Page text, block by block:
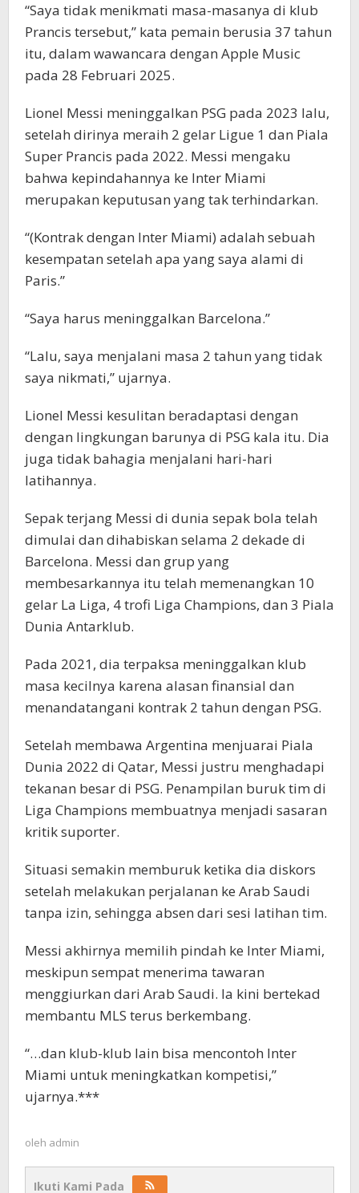
“Saya tidak menikmati masa-masanya di klub
Prancis tersebut,” kata pemain berusia 37 tahun
itu, dalam wawancara dengan Apple Music
pada 28 Februari 2025.
Lionel Messi meninggalkan PSG pada 2023 lalu,
setelah dirinya meraih 2 gelar Ligue 1 dan Piala
Super Prancis pada 2022. Messi mengaku
bahwa kepindahannya ke Inter Miami
merupakan keputusan yang tak terhindarkan.
“(Kontrak dengan Inter Miami) adalah sebuah
kesempatan setelah apa yang saya alami di
Paris.”
“Saya harus meninggalkan Barcelona.”
“Lalu, saya menjalani masa 2 tahun yang tidak
saya nikmati,” ujarnya.
Lionel Messi kesulitan beradaptasi dengan
dengan lingkungan barunya di PSG kala itu. Dia
juga tidak bahagia menjalani hari-hari
latihannya.
Sepak terjang Messi di dunia sepak bola telah
dimulai dan dihabiskan selama 2 dekade di
Barcelona. Messi dan grup yang
membesarkannya itu telah memenangkan 10
gelar La Liga, 4 trofi Liga Champions, dan 3 Piala
Dunia Antarklub.
Pada 2021, dia terpaksa meninggalkan klub
masa kecilnya karena alasan finansial dan
menandatangani kontrak 2 tahun dengan PSG.
Setelah membawa Argentina menjuarai Piala
Dunia 2022 di Qatar, Messi justru menghadapi
tekanan besar di PSG. Penampilan buruk tim di
Liga Champions membuatnya menjadi sasaran
kritik suporter.
Situasi semakin memburuk ketika dia diskors
setelah melakukan perjalanan ke Arab Saudi
tanpa izin, sehingga absen dari sesi latihan tim.
Messi akhirnya memilih pindah ke Inter Miami,
meskipun sempat menerima tawaran
menggiurkan dari Arab Saudi. Ia kini bertekad
membantu MLS terus berkembang.
“…dan klub-klub lain bisa mencontoh Inter
Miami untuk meningkatkan kompetisi,”
ujarnya.***
oleh admin
Ikuti Kami Pada